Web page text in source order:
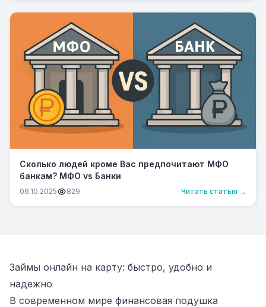
Сколько людей кроме Вас предпочитают МФО
банкам? МФО vs Банки
06.10.2025 829 Читать статью →
Займы онлайн на карту: быстро, удобно и
надежно
В современном мире финансовая подушка